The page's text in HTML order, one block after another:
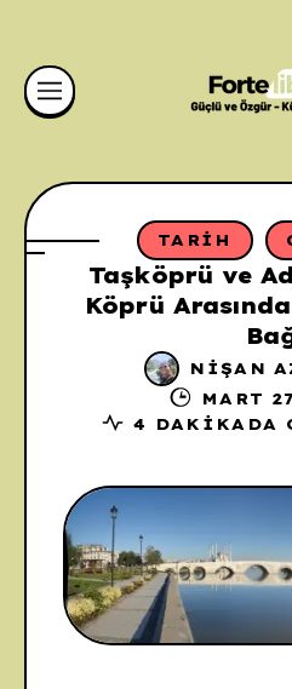
TARIH
Taşköprü ve
Köprü
NIŞAN
MART
4 DAKIKADA